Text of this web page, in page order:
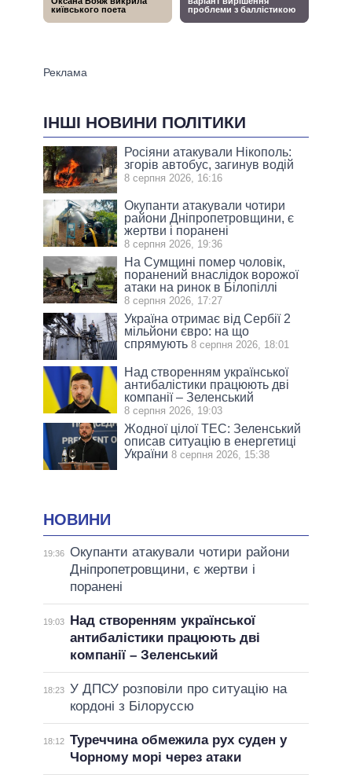
ІНШІ НОВИНИ ПОЛІТИКИ
Росіяни атакували Нікополь:
згорів автобус, загинув водій
8 серпня 2026, 16:16
Окупанти атакували чотири
райони Дніпропетровщини, є
жертви і поранені
8 серпня 2026, 19:36
На Сумщині помер чоловік,
поранений внаслідок ворожої
атаки на ринок в Білопіллі
8 серпня 2026, 17:27
Україна отримає від Сербії 2
мільйони євро: на що
спрямують 8 серпня 2026, 18:01
Над створенням української
антибалістики працюють дві
компанії – Зеленський
8 серпня 2026, 19:03
Жодної цілої ТЕС: Зеленський
описав ситуацію в енергетиці
України 8 серпня 2026, 15:38
НОВИНИ
19:36 Окупанти атакували чотири райони
Дніпропетровщини, є жертви і
поранені
19:03
Над створенням української
антибалістики працюють дві
компанії – Зеленський
18:23 У ДПСУ розповіли про ситуацію на
кордоні з Білоруссю
18:12 Туреччина обмежила рух суден у
Чорному морі через атаки